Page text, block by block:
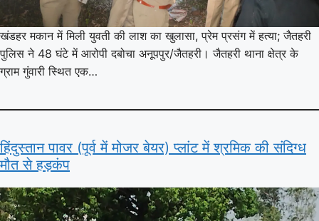
खंडहर मकान में मिली युवती की लाश का खुलासा, प्रेम प्रसंग में हत्या; जैतहरी
पुलिस ने 48 घंटे में आरोपी दबोचा अनूपपुर/जैतहरी। जैतहरी थाना क्षेत्र के
ग्राम गुंवारी स्थित एक…
हिंदुस्तान पावर (पूर्व में मोजर बेयर) प्लांट में श्रमिक की संदिग्ध
मौत से हड़कंप